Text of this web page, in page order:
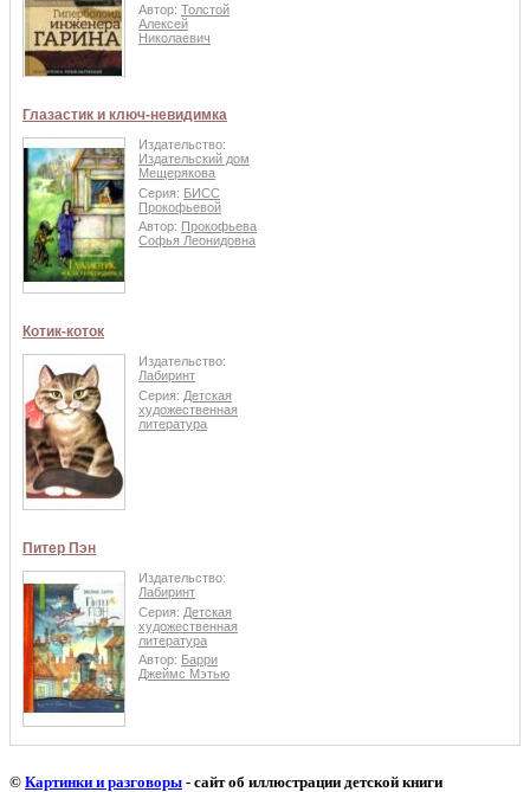
Автор: Толстой
Алексей
Николаевич
Глазастик и ключ-невидимка
Издательство:
Издательский дом
Мещерякова
Серия: БИСС
Прокофьевой
Автор: Прокофьева
Софья Леонидовна
Котик-коток
Издательство:
Лабиринт
Серия: Детская
художественная
литература
Питер Пэн
Издательство:
Лабиринт
Серия: Детская
художественная
литература
Автор: Барри
Джеймс Мэтью
© Картинки и разговоры - сайт об иллюстрации детской книги